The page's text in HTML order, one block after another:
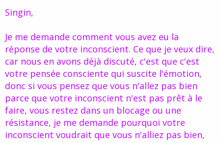
en bonne santé. Donc,
pas facile.
Singin,
Je me demande comment vous avez eu la
réponse de votre inconscient. Ce que je veux dire,
car nous en avons déjà discuté, c'est que c'est
votre pensée consciente qui suscite l'émotion,
donc si vous pensez que vous n'allez pas bien
parce que votre inconscient n'est pas prêt à le
faire, vous restez dans un blocage ou une
résistance, je me demande pourquoi votre
inconscient voudrait que vous n'alliez pas bien,